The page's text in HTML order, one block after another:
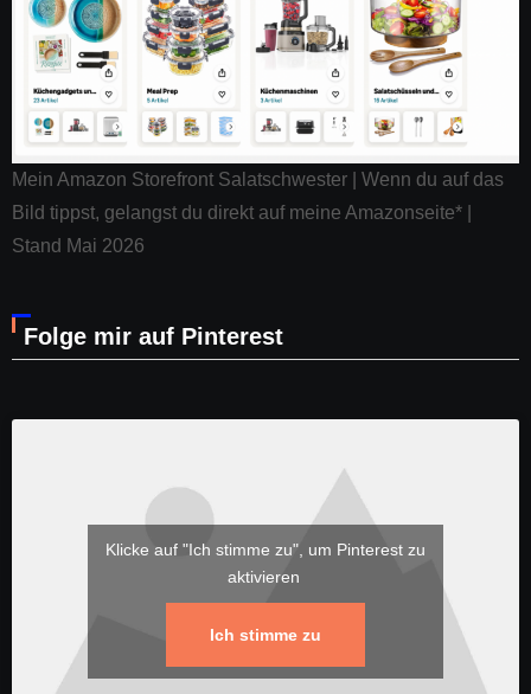
Mein Amazon Storefront Salatschwester | Wenn du auf das
Bild tippst, gelangst du direkt auf meine Amazonseite* |
Stand Mai 2026
Folge mir auf Pinterest
Klicke auf "Ich stimme zu", um Pinterest zu
aktivieren
Ich stimme zu